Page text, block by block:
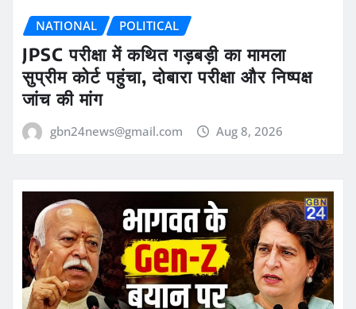
NATIONAL POLITICAL
JPSC परीक्षा में कथित गड़बड़ी का मामला
सुप्रीम कोर्ट पहुंचा, दोबारा परीक्षा और निष्पक्ष
जांच की मांग
gbn24news@gmail.com Aug 8, 2026